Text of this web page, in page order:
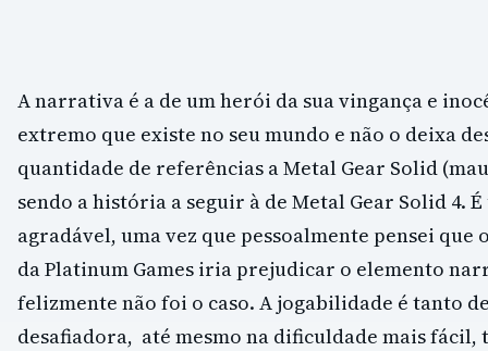
A narrativa é a de um herói da sua vingança e
extremo que existe no seu mundo e não o deixa
quantidade de referências a Metal Gear Solid
sendo a história a seguir à de Metal Gear Solid 4.
agradável, uma vez que pessoalmente pensei que
da Platinum Games iria prejudicar o elemento
felizmente não foi o caso. A jogabilidade é tanto
desafiadora, até mesmo na dificuldade mais fácil,